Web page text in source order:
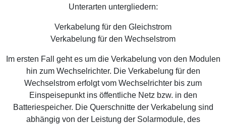
Unterarten untergliedern:
Verkabelung für den Gleichstrom
Verkabelung für den Wechselstrom
Im ersten Fall geht es um die Verkabelung von den Modulen
hin zum Wechselrichter. Die Verkabelung für den
Wechselstrom erfolgt vom Wechselrichter bis zum
Einspeisepunkt ins öffentliche Netz bzw. in den
Batteriespeicher. Die Querschnitte der Verkabelung sind
abhängig von der Leistung der Solarmodule, des